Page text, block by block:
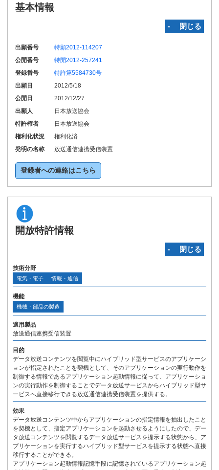
基本情報
‐ 閉じる
出願番号
特願2012-114207
公開番号
特開2012-257241
登録番号
特許第5584730号
出願日
2012/5/18
公開日
2012/12/27
出願人
日本放送協会
特許権者
日本放送協会
権利化状況
権利化済
発明の名称
放送通信連携受信装置
登録者への連絡はこちら
開放特許情報
‐ 閉じる
技術分野
電気・電子 情報・通信
機能
機械・部品の製造
適用製品
放送通信連携受信装置
目的
データ放送コンテンツを閲覧中にハイブリッド型サービスのアプリケーシ
ョンが指定されたことを契機として、そのアプリケーションの実行動作を
制御する情報であるアプリケーション起動情報に従って、アプリケーショ
ンの実行動作を制御することでデータ放送サービスからハイブリッド型サ
ービスへ直接移行できる放送通信連携受信装置を提供する。
効果
データ放送コンテンツ中からアプリケーションの指定情報を抽出したこと
を契機として、指定アプリケーションを起動させるようにしたので、デー
タ放送コンテンツを閲覧するデータ放送サービスを提示する状態から、ア
プリケーションを実行するハイブリッド型サービスを提示する状態へ直接
移行することができる。
アプリケーション起動情報記憶手段に記憶されているアプリケーション起